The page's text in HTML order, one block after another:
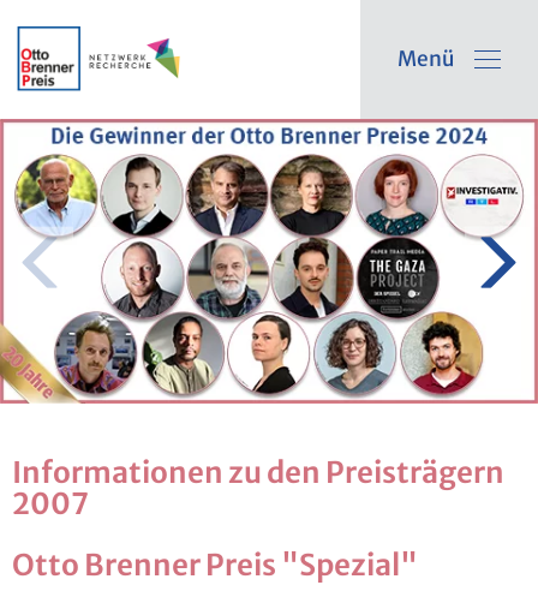
Menü
In­for­ma­tio­nen zu den Preis­trä­gern
2007
Otto Bren­ner Preis "Spe­zi­al"